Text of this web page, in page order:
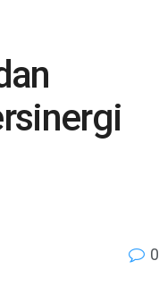
0